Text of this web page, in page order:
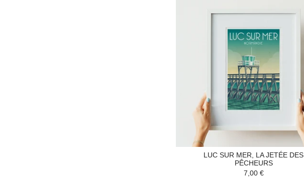
LUC SUR MER, LA JETÉE DES
PÊCHEURS
7,00 €